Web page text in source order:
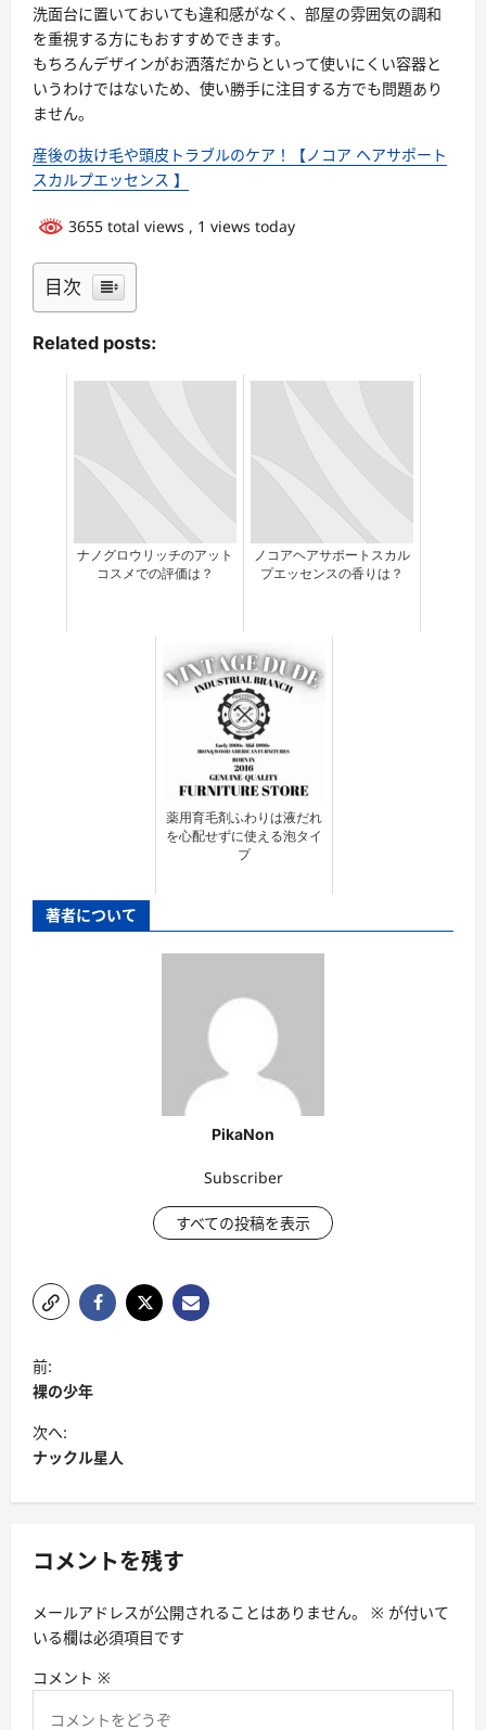
洗面台に置いておいても違和感がなく、部屋の雰囲気の調和
を重視する方にもおすすめできます。
もちろんデザインがお洒落だからといって使いにくい容器と
いうわけではないため、使い勝手に注目する方でも問題あり
ません。
産後の抜け毛や頭皮トラブルのケア！【ノコア ヘアサポート
スカルプエッセンス 】
3655 total views , 1 views today
目次
Related posts:
ナノグロウリッチのアット
コスメでの評価は？
ノコアヘアサポートスカル
プエッセンスの香りは？
薬用育毛剤ふわりは液だれ
を心配せずに使える泡タイ
プ
著者について
PikaNon
Subscriber
すべての投稿を表示
投
稿
ナ
ビ
シ
ン
前:
裸の少年
次へ:
ナックル星人
コメントを残す
メールアドレスが公開されることはありません。 ※ が付いて
いる欄は必須項目です
コメント ※